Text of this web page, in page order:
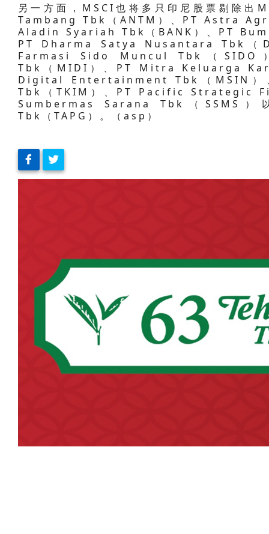
另一方面，MSCI也将多只印尼股票剔除出
Tambang Tbk（ANTM）、PT Astra
Aladin Syariah Tbk（BANK）、PT
PT Dharma Satya Nusantara Tbk（
Farmasi Sido Muncul Tbk（
Tbk（MIDI）、PT Mitra Keluarga
Digital Entertainment Tbk（MSIN
Tbk（TKIM）、PT Pacific Strategic
Sumbermas Sarana Tbk（SSMS
Tbk（TAPG）。（asp）